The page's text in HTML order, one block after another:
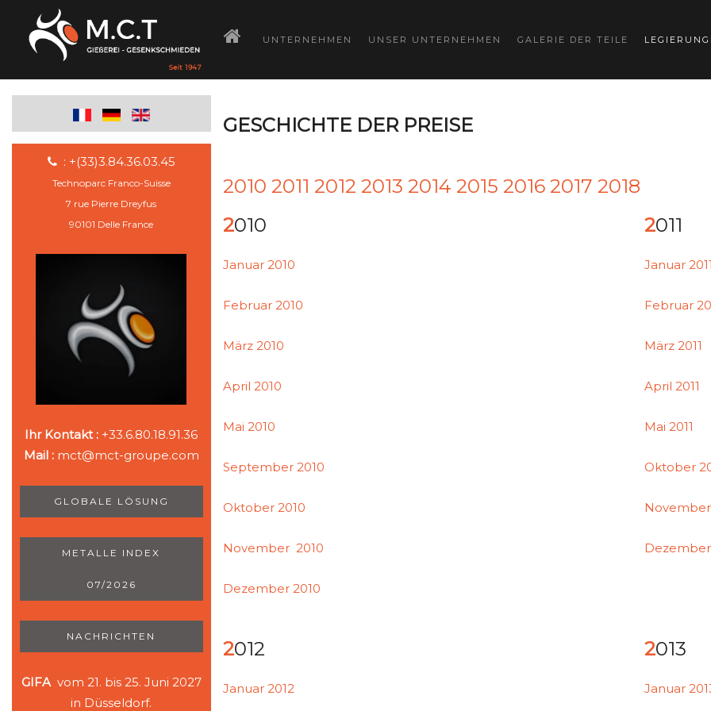
UNTERNEHMEN UNSER UNTERNEHMEN GALERIE DER TEILE
GESCHICHTE DER PREISE
2010 2011 2012 2013 2014 2015 2016 2017 2018
2010
Januar 2010
Februar 2010
März 2010
April 2010
Mai 2010
September 2010
Oktober 2010
November 2010
Dezember 2010
2011
Januar 2011
Februar
März 2011
April 2011
Mai 2011
Oktober
November
Dezember
2012
Januar 2012
2013
Januar
: +(33)3.84.36.03.45
Technoparc Franco-Suisse
7 rue Pierre Dreyfus
90101 Delle France
Ihr Kontakt : +33.6.80.18.91.36
Mail : mct@mct-groupe.com
GLOBALE LÖSUNG
METALLE INDEX
07/2026
NACHRICHTEN
GIFA vom 21. bis 25. Juni 2027
in Düsseldorf.